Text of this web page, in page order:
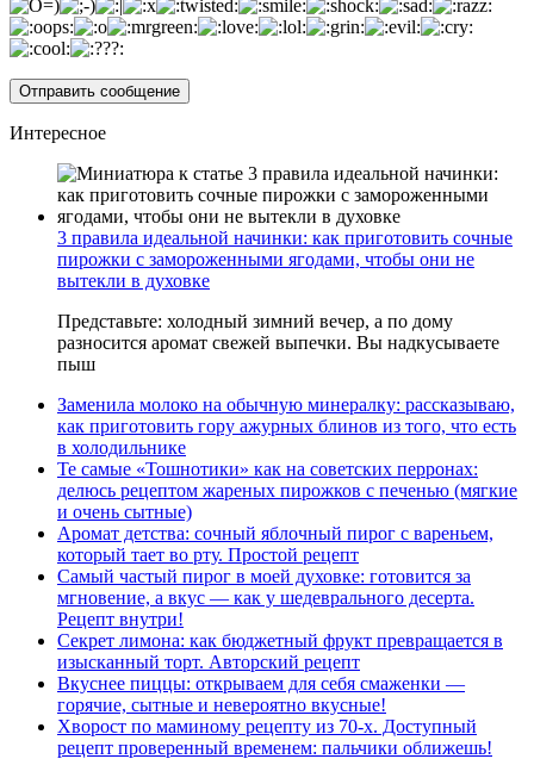
Интересное
3 правила идеальной начинки: как приготовить сочные
пирожки с замороженными ягодами, чтобы они не
вытекли в духовке
Представьте: холодный зимний вечер, а по дому
разносится аромат свежей выпечки. Вы надкусываете
пыш
Заменила молоко на обычную минералку: рассказываю,
как приготовить гору ажурных блинов из того, что есть
в холодильнике
Те самые «Тошнотики» как на советских перронах:
делюсь рецептом жареных пирожков с печенью (мягкие
и очень сытные)
Аромат детства: сочный яблочный пирог с вареньем,
который тает во рту. Простой рецепт
Самый частый пирог в моей духовке: готовится за
мгновение, а вкус — как у шедеврального десерта.
Рецепт внутри!
Секрет лимона: как бюджетный фрукт превращается в
изысканный торт. Авторский рецепт
Вкуснее пиццы: открываем для себя смаженки —
горячие, сытные и невероятно вкусные!
Хворост по маминому рецепту из 70-х. Доступный
рецепт проверенный временем: пальчики оближешь!